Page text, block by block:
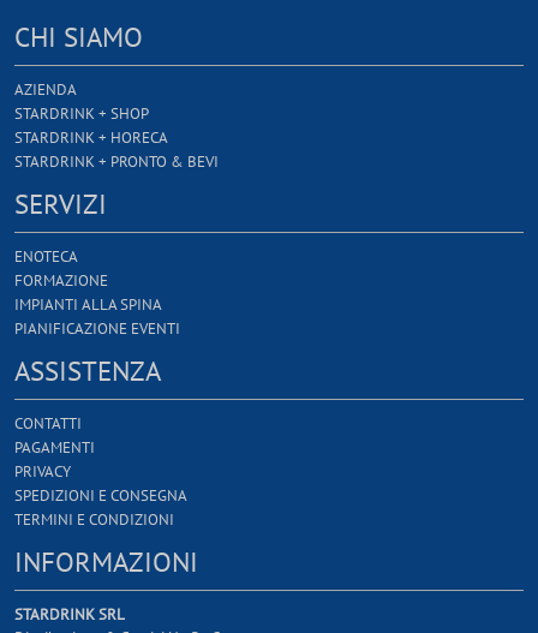
CHI SIAMO
AZIENDA
STARDRINK + SHOP
STARDRINK + HORECA
STARDRINK + PRONTO & BEVI
SERVIZI
ENOTECA
FORMAZIONE
IMPIANTI ALLA SPINA
PIANIFICAZIONE EVENTI
ASSISTENZA
CONTATTI
PAGAMENTI
PRIVACY
SPEDIZIONI E CONSEGNA
TERMINI E CONDIZIONI
INFORMAZIONI
STARDRINK SRL